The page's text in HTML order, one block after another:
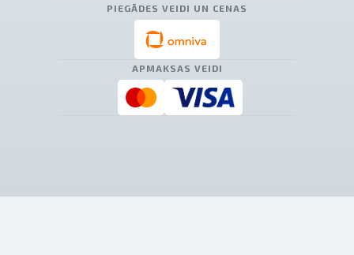
PIEGĀDES VEIDI UN CENAS
APMAKSAS VEIDI